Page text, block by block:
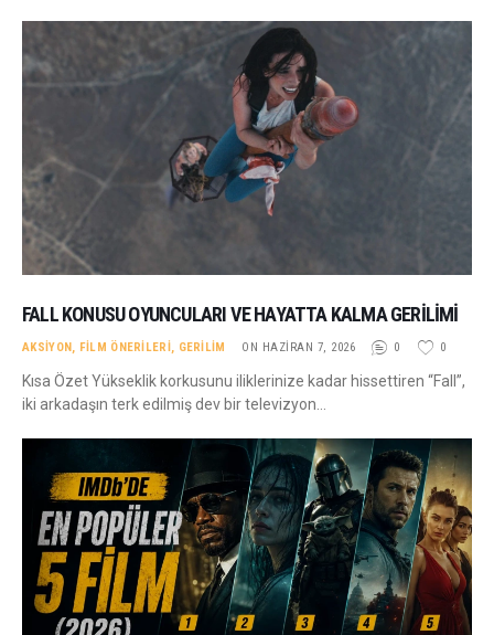
FALL KONUSU OYUNCULARI VE HAYATTA KALMA GERILIMI
AKSIYON , FILM ÖNERILERI, GERILIM ON HAZIRAN 7, 2026 0 0
Kısa Özet Yükseklik korkusunu iliklerinize kadar hissettiren “Fall”,
iki arkadaşın terk edilmiş dev bir televizyon…